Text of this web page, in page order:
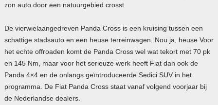
zon auto door een natuurgebied crosst
De vierwielaangedreven Panda Cross is een kruising tussen een
schattige stadsauto en een heuse terreinwagen. Nou ja, heuse Voor
het echte offroaden komt de Panda Cross wel wat tekort met 70 pk
en 145 Nm, maar voor het serieuze werk heeft Fiat dan ook de
Panda 4×4 en de onlangs geïntroduceerde Sedici SUV in het
programma. De Fiat Panda Cross staat vanaf volgend voorjaar bij
de Nederlandse dealers.